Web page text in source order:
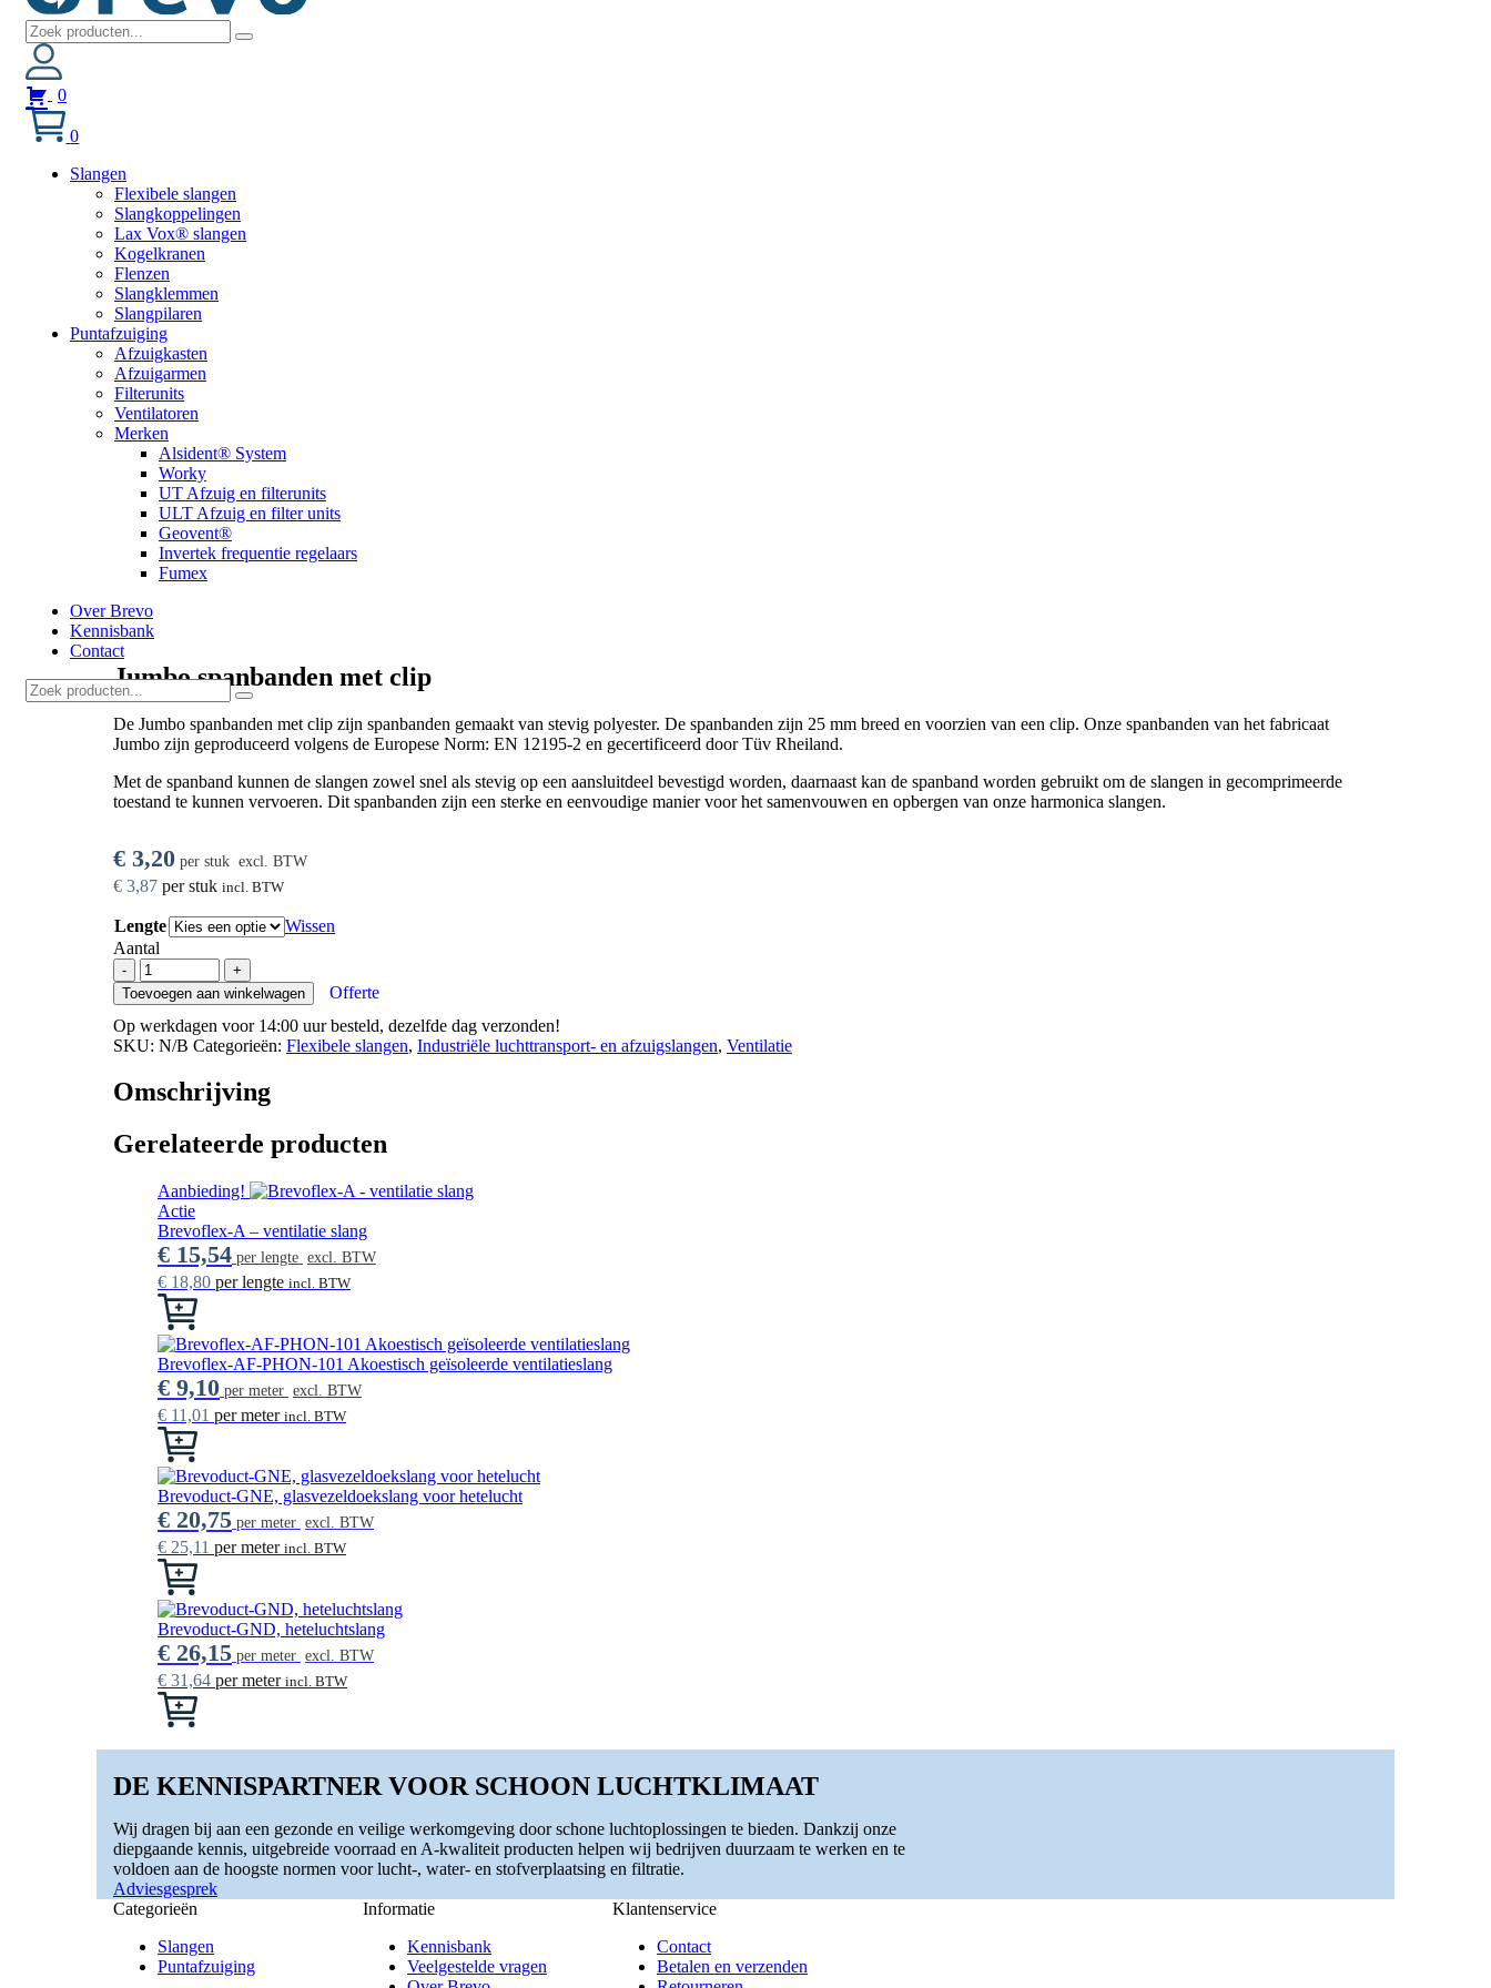
0
0
Slangen
Flexibele slangen
Slangkoppelingen
Lax Vox® slangen
Kogelkranen
Flenzen
Slangklemmen
Slangpilaren
Puntafzuiging
Afzuigkasten
Afzuigarmen
Filterunits
Ventilatoren
Merken
Alsident® System
Worky
UT Afzuig en filterunits
ULT Afzuig en filter units
Geovent®
Invertek frequentie regelaars
Fumex
Over Brevo
Kennisbank
Contact
Jumbo spanbanden met clip
De Jumbo spanbanden met clip zijn spanbanden gemaakt van stevig polyester. De spanbanden zijn 25 mm breed en voorzien van een clip. Onze spanbanden van het fabricaat
Jumbo zijn geproduceerd volgens de Europese Norm: EN 12195-2 en gecertificeerd door Tüv Rheiland.
Met de spanband kunnen de slangen zowel snel als stevig op een aansluitdeel bevestigd worden, daarnaast kan de spanband worden gebruikt om de slangen in gecomprimeerde
toestand te kunnen vervoeren. Dit spanbanden zijn een sterke en eenvoudige manier voor het samenvouwen en opbergen van onze harmonica slangen.
€ 3,87 per stuk incl. BTW
€ 3,20 per stuk excl. BTW
Lengte
Wissen
Aantal
-
Jumbo
spanbanden
met
clip
aantal
+
Toevoegen aan winkelwagen
Offerte
Op werkdagen voor 14:00 uur besteld, dezelfde dag verzonden!
SKU: N/B Categorieën: Flexibele slangen, Industriële luchttransport- en afzuigslangen, Ventilatie
Omschrijving
Gerelateerde producten
Aanbieding!
Actie
Brevoflex-A – ventilatie slang
€ 18,80 per lengte incl. BTW
€ 15,54 per lengte excl. BTW
Dit
heeft
meerdere
variaties.
Deze
optie
kan
worden
op
de
productpagina
Brevoflex-AF-PHON-101 Akoestisch geïsoleerde ventilatieslang
€ 11,01 per meter incl. BTW
€ 9,10 per meter excl. BTW
Dit
heeft
meerdere
variaties.
Deze
optie
kan
worden
op
de
productpagina
Brevoduct-GNE, glasvezeldoekslang voor hetelucht
€ 25,11 per meter incl. BTW
€ 20,75 per meter excl. BTW
Dit
heeft
meerdere
variaties.
Deze
optie
kan
worden
de
Brevoduct-GND, heteluchtslang
€ 31,64 per meter incl. BTW
€ 26,15 per meter excl. BTW
Dit
variaties.
Deze
optie
kan
gekozen
worden
op
de
productpagina
DE KENNISPARTNER VOOR SCHOON LUCHTKLIMAAT
Wij dragen bij aan een gezonde en veilige werkomgeving door schone luchtoplossingen te bieden. Dankzij onze
diepgaande kennis, uitgebreide voorraad en A-kwaliteit producten helpen wij bedrijven duurzaam te werken en te
voldoen aan de hoogste normen voor lucht-, water- en stofverplaatsing en filtratie.
Adviesgesprek
Categorieën
Slangen
Puntafzuiging
Informatie
Kennisbank
Veelgestelde vragen
Klantenservice
Contact
Betalen en verzenden